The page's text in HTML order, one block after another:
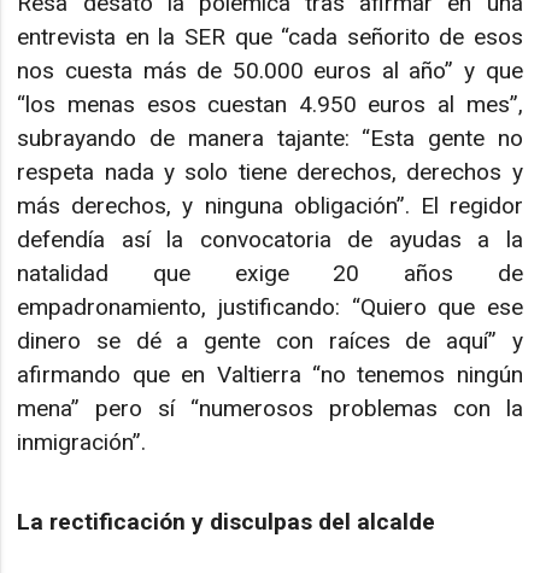
entrevista en la SER que “cada señorito de esos
nos cuesta más de 50.000 euros al año” y que
“los menas esos cuestan 4.950 euros al mes”,
subrayando de manera tajante: “Esta gente no
respeta nada y solo tiene derechos, derechos y
más derechos, y ninguna obligación”. El regidor
defendía así la convocatoria de ayudas a la
natalidad que exige 20 años de
empadronamiento, justificando: “Quiero que ese
dinero se dé a gente con raíces de aquí” y
afirmando que en Valtierra “no tenemos ningún
mena” pero sí “numerosos problemas con la
inmigración”.
La rectificación y disculpas del alcalde